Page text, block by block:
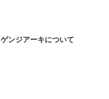
ゲンジアーキについて